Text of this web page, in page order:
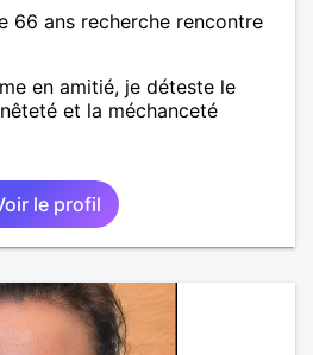
66 ans recherche rencontre
en amitié, je déteste le
et la méchanceté
le profil